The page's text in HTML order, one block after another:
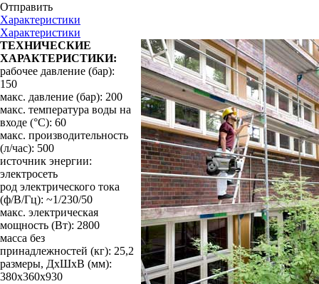
Отправить
Характеристики
Характеристики
ТЕХНИЧЕСКИЕ
ХАРАКТЕРИСТИКИ:
рабочее давление (бар):
150
макс. давление (бар): 200
макс. температура воды на
входе (°С): 60
макс. производительность
(л/час): 500
источник энергии:
электросеть
род электрического тока
(ф/В/Гц): ~1/230/50
макс. электрическая
мощность (Вт): 2800
масса без
принадлежностей (кг): 25,2
размеры, ДхШхВ (мм):
380х360х930